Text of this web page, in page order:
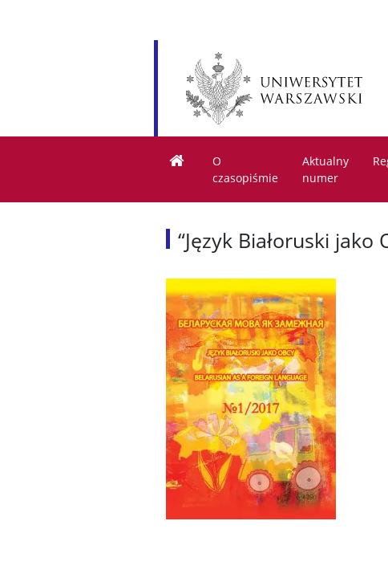
O
czasopiśmie
Aktualny
numer
“Język Białoruski jako